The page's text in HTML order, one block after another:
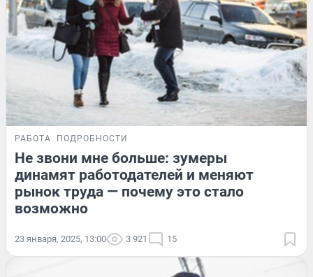
РАБОТА ПОДРОБНОСТИ
Не звони мне больше: зумеры
динамят работодателей и меняют
рынок труда — почему это стало
возможно
23 января, 2025, 13:00 3 921 15